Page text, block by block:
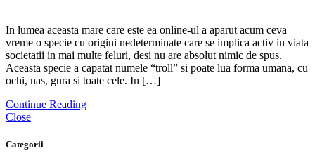
In lumea aceasta mare care este ea online-ul a aparut acum ceva
vreme o specie cu origini nedeterminate care se implica activ in viata
societatii in mai multe feluri, desi nu are absolut nimic de spus.
Aceasta specie a capatat numele “troll” si poate lua forma umana, cu
ochi, nas, gura si toate cele. In […]
Continue Reading
Close
Categorii